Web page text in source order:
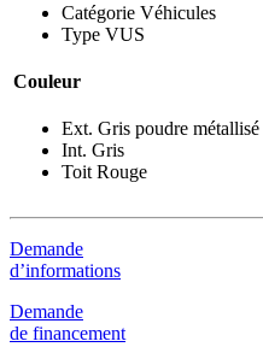
Catégorie Véhicules
Type VUS
Couleur
Ext. Gris poudre métallisé
Int. Gris
Toit Rouge
Demande
d’informations
Demande
de financement